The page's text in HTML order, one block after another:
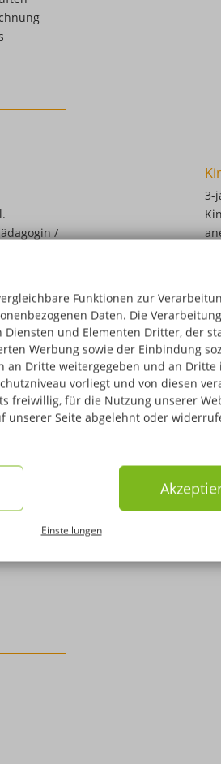
Funktionen zur
Daten. Die
und Elementen Dritter, der
Werbung sowie der Einbindung
an Dritte weitergegeben und an Dritte
vorliegt und von diesen
freiwillig, für die Nutzung unserer
unserer Seite abgelehnt oder
Einstellungen
/
3-
/
-